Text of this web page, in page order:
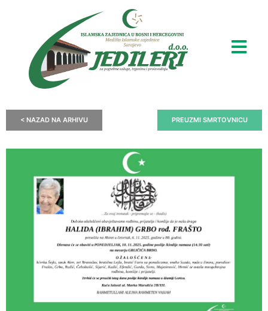
< NAZAD NA ARHIVU PREUZMI SMRTOVNICU